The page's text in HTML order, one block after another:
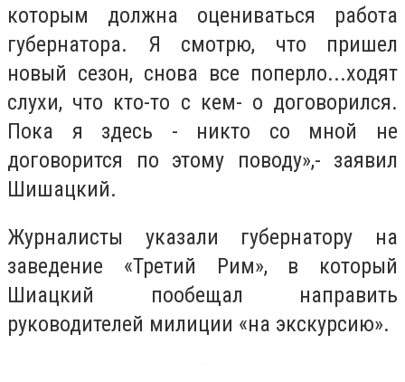
которым должна оцениваться работа
губернатора. Я смотрю, что пришел
новый сезон, снова все поперло...ходят
слухи, что кто-то с кем- о договорился.
Пока я здесь - никто со мной не
договорится по этому поводу»,- заявил
Шишацкий.
Журналисты указали губернатору на
заведение «Третий Рим», в который
Шиацкий пообещал направить
руководителей милиции «на экскурсию».